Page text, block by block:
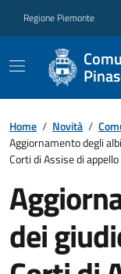
Regione Piemonte
Home / Novità /
Aggiornamento degli
Corti di Assise di appello
dei